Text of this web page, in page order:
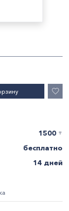
1500 〒
бесплатно
14 дней